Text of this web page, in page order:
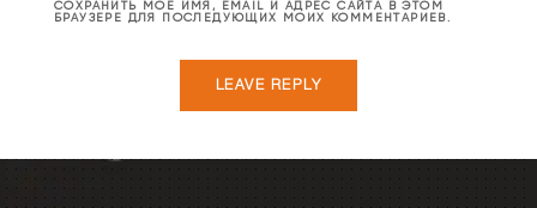
СОХРАНИТЬ МОЁ ИМЯ, EMAIL И АДРЕС САЙТА В ЭТОМ
БРАУЗЕРЕ ДЛЯ ПОСЛЕДУЮЩИХ МОИХ КОММЕНТАРИЕВ.